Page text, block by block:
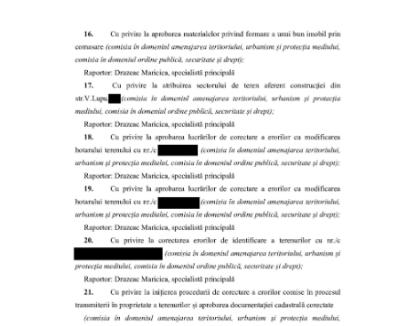
Deciziile
Consiliului
Procese-
verbale
Consiliului
Ședințe
online